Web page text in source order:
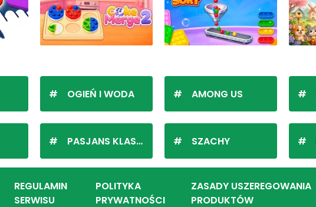
OGIEŃ I WODA
PASJANS KLASYCZNY
AMONG US
SZACHY
REGULAMIN
SERWISU
POLITYKA
PRYWATNOŚCI
ZASADY USZEREGOWANIA
PRODUKTÓW